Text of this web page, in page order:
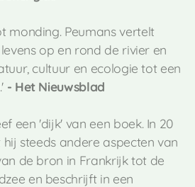
monding. Peumans vertelt
op en rond de rivier en
cultuur en ecologie tot een
- Het Nieuwsblad
een 'dijk' van een boek. In 20
steeds andere aspecten van
de bron in Frankrijk tot de
en beschrijft in een